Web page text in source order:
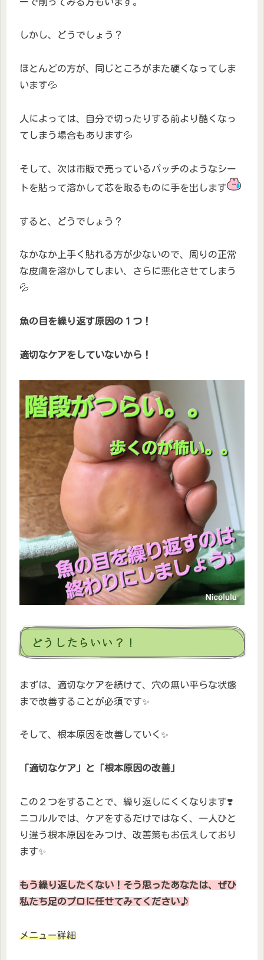
しかし、どうでしょう？
ほとんどの方が、同じところがまた硬くなってしま
います💦
人によっては、自分で切ったりする前より酷くなっ
てしまう場合もあります💦
そして、次は市販で売っているパッチのようなシー
トを貼って溶かして芯を取るものに手を出します
すると、どうでしょう？
なかなか上手く貼れる方が少ないので、周りの正常
な皮膚を溶かしてしまい、さらに悪化させてしまう
💦
魚の目を繰り返す原因の１つ！
適切なケアをしていないから！
どうしたらいい？！
まずは、適切なケアを続けて、穴の無い平らな状態
まで改善することが必須です✨
そして、根本原因を改善していく✨
「適切なケア」と「根本原因の改善」
この２つをすることで、繰り返しにくくなります❣️
ニコルルでは、ケアをするだけではなく、一人ひと
り違う根本原因をみつけ、改善策もお伝えしており
ます✨
もう繰り返したくない！そう思ったあなたは、ぜひ
私たち足のプロに任せてみてください♪
メニュー詳細